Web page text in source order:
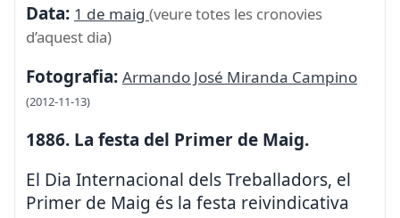
Data: 1 de maig (veure totes les cronovies
d’aquest dia)
Fotografia: Armando José Miranda Campino
(2012-11-13)
1886. La festa del Primer de Maig.
El Dia Internacional dels Treballadors, el
Primer de Maig és la festa reivindicativa